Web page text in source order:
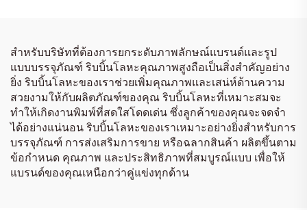
สำหรับบริษัทที่ต้องการยกระดับภาพลักษณ์แบรนด์และรูป
แบบบรรจุภัณฑ์ ริบบิ้นโลหะคุณภาพสูงถือเป็นสิ่งสำคัญอย่าง
ยิ่ง ริบบิ้นโลหะของเราช่วยเพิ่มคุณภาพและเสน่ห์ด้านความ
สวยงามให้กับผลิตภัณฑ์ของคุณ ริบบิ้นโลหะที่เหมาะสมจะ
ทำให้เกิดงานพิมพ์ที่สดใสโดดเด่น ซึ่งลูกค้าของคุณจะจดจำ
ได้อย่างแน่นอน ริบบิ้นโลหะของเราเหมาะอย่างยิ่งสำหรับการ
บรรจุภัณฑ์ การส่งเสริมการขาย หรือฉลากสินค้า ผลิตขึ้นตาม
ข้อกำหนด คุณภาพ และประสิทธิภาพที่สมบูรณ์แบบ เพื่อให้
แบรนด์ของคุณเหนือกว่าคู่แข่งทุกด้าน